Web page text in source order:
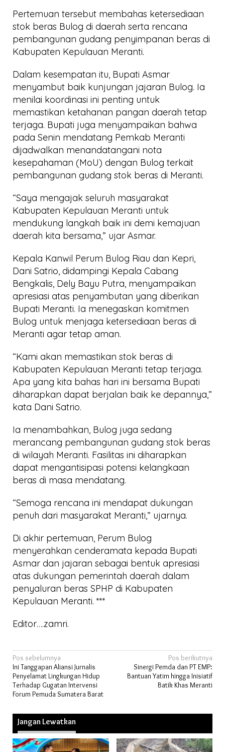
Pertemuan tersebut membahas ketersediaan
stok beras Bulog di daerah serta rencana
pembangunan gudang penyimpanan beras di
Kabupaten Kepulauan Meranti.
Dalam kesempatan itu, Bupati Asmar
menyambut baik kunjungan jajaran Bulog. Ia
menilai koordinasi ini penting untuk
memastikan ketahanan pangan daerah tetap
terjaga. Bupati juga menyampaikan bahwa
pada Senin mendatang Pemkab Meranti
dijadwalkan menandatangani nota
kesepahaman (MoU) dengan Bulog terkait
pembangunan gudang stok beras di Meranti.
“Saya mengajak seluruh masyarakat
Kabupaten Kepulauan Meranti untuk
mendukung langkah baik ini demi kemajuan
daerah kita bersama,” ujar Asmar.
Kepala Kanwil Perum Bulog Riau dan Kepri,
Dani Satrio, didampingi Kepala Cabang
Bengkalis, Dely Bayu Putra, menyampaikan
apresiasi atas penyambutan yang diberikan
Bupati Meranti. Ia menegaskan komitmen
Bulog untuk menjaga ketersediaan beras di
Meranti agar tetap aman.
“Kami akan memastikan stok beras di
Kabupaten Kepulauan Meranti tetap terjaga.
Apa yang kita bahas hari ini bersama Bupati
diharapkan dapat berjalan baik ke depannya,”
kata Dani Satrio.
Ia menambahkan, Bulog juga sedang
merancang pembangunan gudang stok beras
di wilayah Meranti. Fasilitas ini diharapkan
dapat mengantisipasi potensi kelangkaan
beras di masa mendatang.
“Semoga rencana ini mendapat dukungan
penuh dari masyarakat Meranti,” ujarnya.
Di akhir pertemuan, Perum Bulog
menyerahkan cenderamata kepada Bupati
Asmar dan jajaran sebagai bentuk apresiasi
atas dukungan pemerintah daerah dalam
penyaluran beras SPHP di Kabupaten
Kepulauan Meranti. ***
Editor….zamri.
Navigasi
pos
Pos sebelumnya
Ini Tanggapan Aliansi Jurnalis
Penyelamat Lingkungan Hidup
Terhadap Gugatan Intervensi
Forum Pemuda Sumatera Barat
Pos berikutnya
Sinergi Pemda dan PT EMP:
Bantuan Yatim hingga Inisiatif
Batik Khas Meranti
Jangan Lewatkan